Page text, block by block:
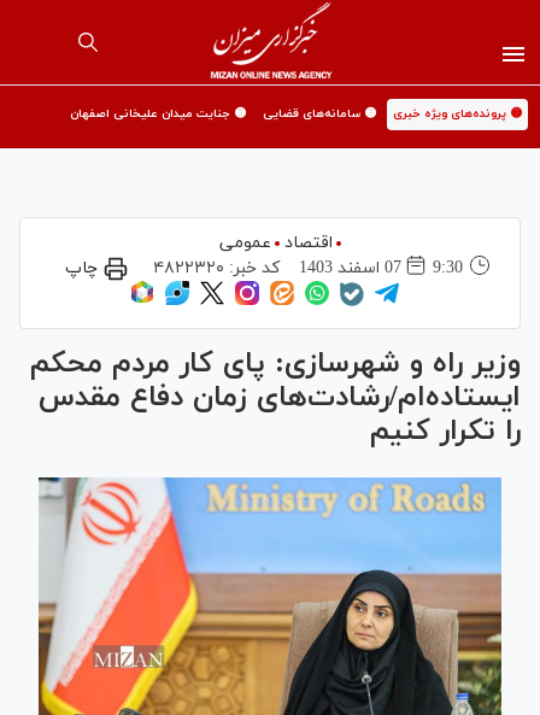
🟡 پرونده‌های ویژه خبری 🟡 سامانه‌های قضایی 🟡 جنایت میدان علیخانی اصفهان
اقتصاد
عمومی
9:30
07 اسفند 1403 کد خبر: ۴۸۲۲۳۲۰ چاپ
وزیر راه و شهرسازی: پای کار مردم محکم
ایستاده‌ام/رشادت‌های زمان دفاع مقدس
را تکرار کنیم